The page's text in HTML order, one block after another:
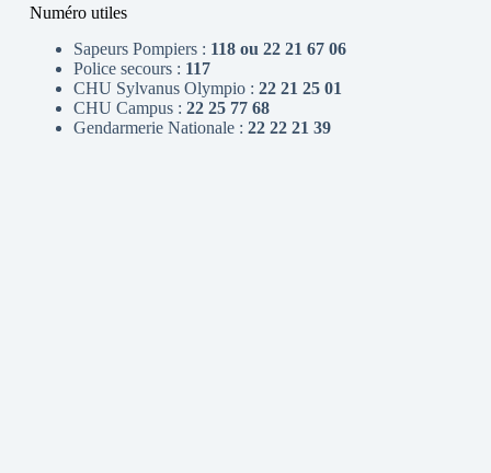
Numéro utiles
Sapeurs Pompiers : 118 ou 22 21 67 06
Police secours : 117
CHU Sylvanus Olympio : 22 21 25 01
CHU Campus : 22 25 77 68
Gendarmerie Nationale : 22 22 21 39